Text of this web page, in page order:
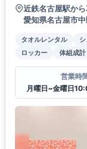
近鉄名古屋駅か
愛知県名古屋市
タオルレンタル
ロッカー
体組成計
営業時
月曜日~金曜日